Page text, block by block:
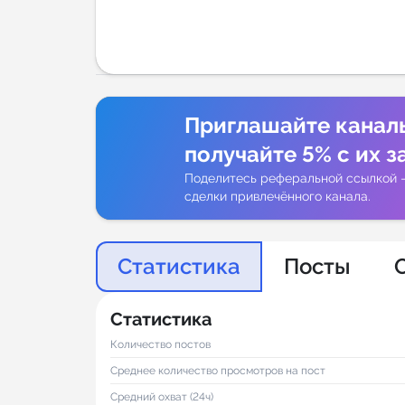
Приглашайте
получайте 5% с их
Поделитесь реферальной ссылкой
сделки привлечённого канала.
Статистика Посты
Статистика
Количество постов
Среднее количество просмотров на пост
Средний охват (24ч)